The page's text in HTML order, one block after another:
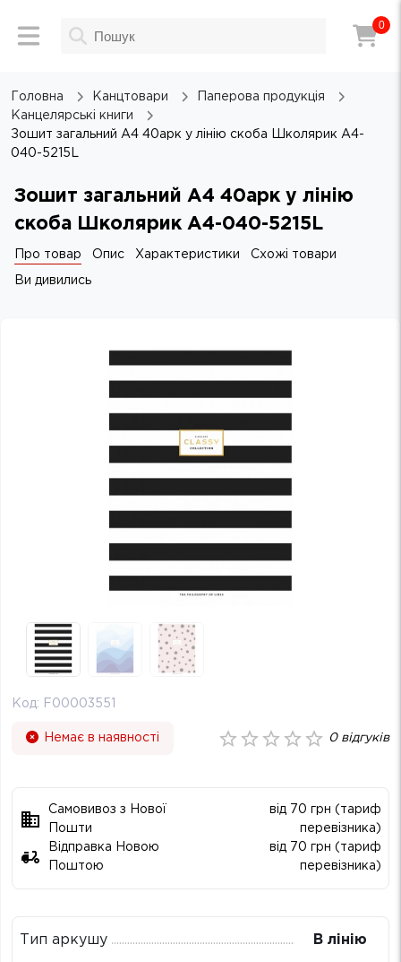
0
Головна Канцтовари
Паперова продукція
Канцелярські книги
Зошит загальний А4 40арк у лінію скоба Школярик A4-
040-5215L
Зошит загальний А4 40арк у лінію
скоба Школярик A4-040-5215L
Про товар Опис Характеристики Схожі товари
Ви дивились
Код: F00003551
Немає в наявності 0відгуків
Самовивоз з Нової
Пошти
від 70 грн (тариф
перевізника)
Відправка Новою
Поштою
від 70 грн (тариф
перевізника)
Тип аркушу В лінію